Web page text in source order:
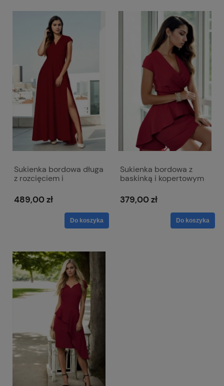
Sukienka bordowa długa
z rozcięciem i
Afrodyta
489,00 zł
Do koszyka
Sukienka bordowa z
baskinką i kopertowym
379,00 zł
Do koszyka